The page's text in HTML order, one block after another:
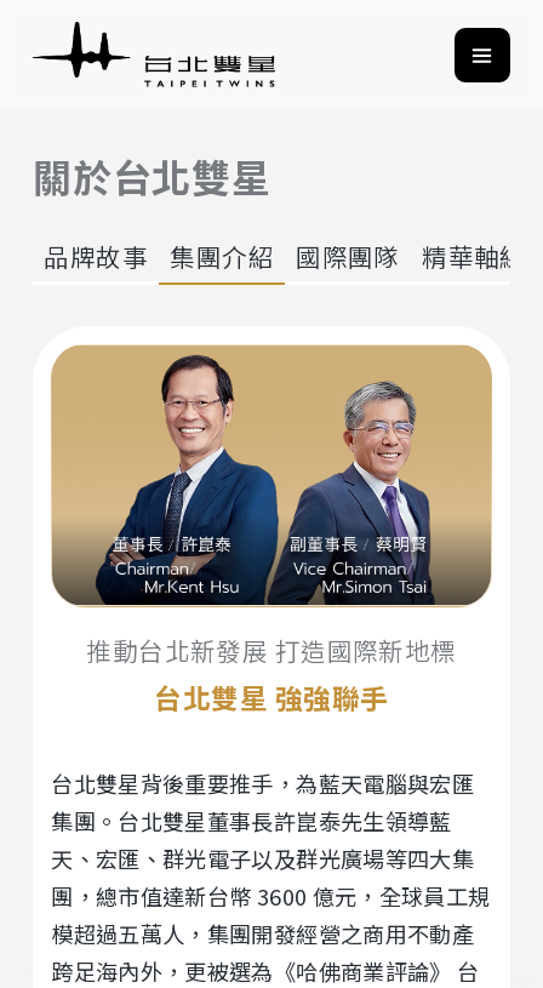
關於台北雙星
品牌故事 集團介紹 國際團隊 精華軸線
推動台北新發展 打造國際新地標
台北雙星 強強聯手
台北雙星背後重要推手，為藍天電腦與宏匯
集團。台北雙星董事長許崑泰先生領導藍
天、宏匯、群光電子以及群光廣場等四大集
團，總市值達新台幣 3600 億元，全球員工規
模超過五萬人，集團開發經營之商用不動產
跨足海內外，更被選為《哈佛商業評論》 台